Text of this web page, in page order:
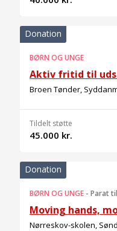
Donation
BØRN OG UNGE
Aktiv fritid til
Broen Tønder,
Tildelt støtte
45.000 kr.
Donation
BØRN OG UNGE - Parat
Moving hands,
Nørreskov-skolen,